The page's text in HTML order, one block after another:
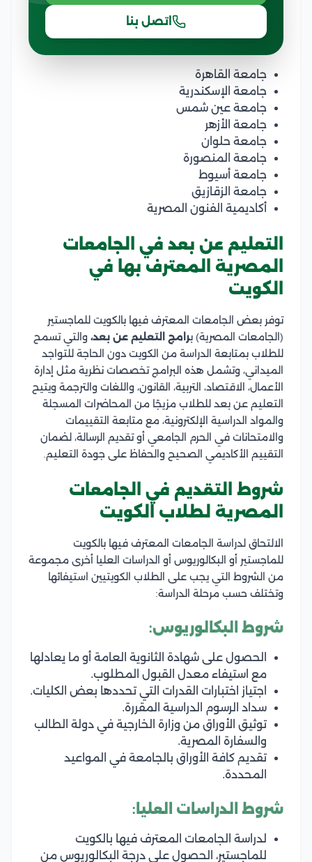
اتصل بنا
جامعة القاهرة
جامعة الإسكندرية
جامعة عين شمس
جامعة الأزهر
جامعة حلوان
جامعة المنصورة
جامعة أسيوط
جامعة الزقازيق
أكاديمية الفنون المصرية
التعليم عن بعد في الجامعات
المصرية المعترف بها في
الكويت
توفر بعض الجامعات المعترف فيها بالكويت للماجستير
(الجامعات المصرية) برامج التعليم عن بعد، والتي تسمح
للطلاب بمتابعة الدراسة من الكويت دون الحاجة للتواجد
الميداني، وتشمل هذه البرامج تخصصات نظرية مثل إدارة
الأعمال، الاقتصاد، التربية، القانون، واللغات والترجمة ويتيح
التعليم عن بعد للطلاب مزيجًا من المحاضرات المسجلة
والمواد الدراسية الإلكترونية، مع متابعة التقييمات
والامتحانات في الحرم الجامعي أو تقديم الرسالة، لضمان
التقييم الأكاديمي الصحيح والحفاظ على جودة التعليم.
شروط التقديم في الجامعات
المصرية لطلاب الكويت
الالتحاق لدراسة الجامعات المعترف فيها بالكويت
للماجستير أو البكالوريوس أو الدراسات العليا أخرى مجموعة
من الشروط التي يجب على الطلاب الكويتيين استيفائها
وتختلف حسب مرحلة الدراسة:
شروط البكالوريوس:
الحصول على شهادة الثانوية العامة أو ما يعادلها
مع استيفاء معدل القبول المطلوب.
اجتياز اختبارات القدرات التي تحددها بعض الكليات.
سداد الرسوم الدراسية المقررة.
توثيق الأوراق من وزارة الخارجية في دولة الطالب
والسفارة المصرية.
تقديم كافة الأوراق بالجامعة في المواعيد
المحددة.
شروط الدراسات العليا:
لدراسة الجامعات المعترف فيها بالكويت
للماجستير، الحصول على درجة البكالوريوس من